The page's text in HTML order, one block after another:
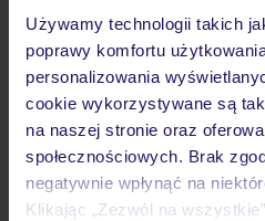
Używamy technologii takich
poprawy komfortu
personalizowania
cookie wykorzystywane są
na naszej stronie oraz
społecznościowych. Brak
negatywnie wpłynąć na
Klikając „Zezwól na
Hotel
Opinie
Pokoje